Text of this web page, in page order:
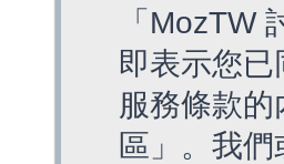
「MozTW
即表示您
服務條款
區」。我